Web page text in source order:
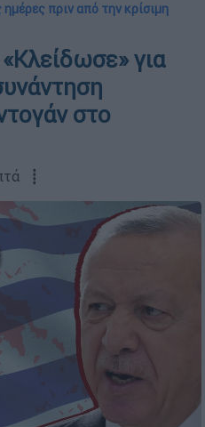
πριν από την κρίσιμη
για
στο
┋